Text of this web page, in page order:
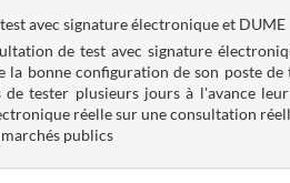
avec signature électronique et DUME
de test avec signature
la bonne configuration de son poste
de tester plusieurs jours à l'avance
réelle sur une consultation
publics